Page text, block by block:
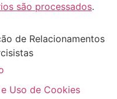
são processados.
de Relacionamentos
Uso de Cookies